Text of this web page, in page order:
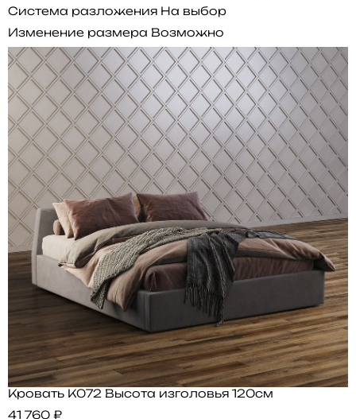
Система разложения На выбор
Изменение размера Возможно
Кровать K072 Высота изголовья 120см
41 760 ₽